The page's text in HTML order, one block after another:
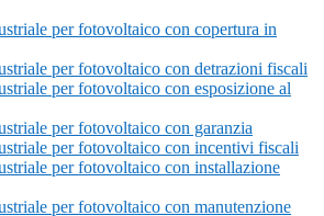
per fotovoltaico con copertura in
per fotovoltaico con detrazioni fiscali
per fotovoltaico con esposizione al
per fotovoltaico con garanzia
per fotovoltaico con incentivi fiscali
per fotovoltaico con installazione
per fotovoltaico con manutenzione